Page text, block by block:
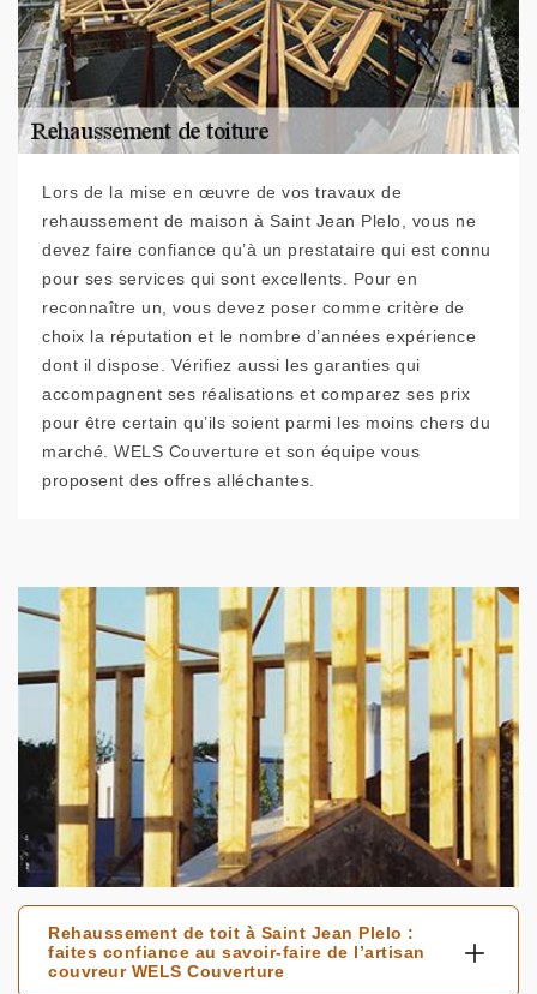
Lors de la mise en œuvre de vos travaux de
rehaussement de maison à Saint Jean Plelo, vous ne
devez faire confiance qu’à un prestataire qui est connu
pour ses services qui sont excellents. Pour en
reconnaître un, vous devez poser comme critère de
choix la réputation et le nombre d’années expérience
dont il dispose. Vérifiez aussi les garanties qui
accompagnent ses réalisations et comparez ses prix
pour être certain qu’ils soient parmi les moins chers du
marché. WELS Couverture et son équipe vous
proposent des offres alléchantes.
Rehaussement de toit à Saint Jean Plelo :
faites confiance au savoir-faire de l’artisan
couvreur WELS Couverture